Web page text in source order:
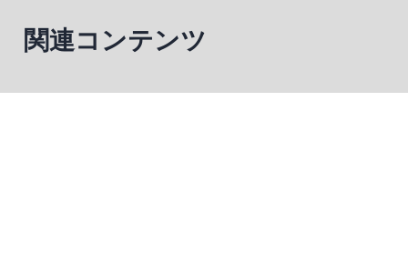
関連コンテンツ